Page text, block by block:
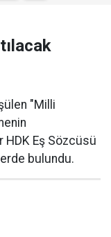
"Milli
Eş Sözcüsü
bulundu.